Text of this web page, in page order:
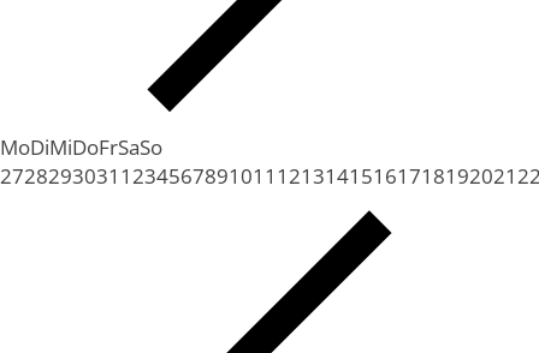
MoDiMiDoFrSaSo
2728293031 1234567891011 12131415161718192021